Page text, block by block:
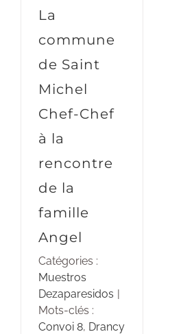
La
commune
de Saint
Michel
Chef-Chef
à la
rencontre
de la
famille
Angel
Catégories :
Muestros
Dezaparesidos |
Mots-clés :
Convoi 8, Drancy